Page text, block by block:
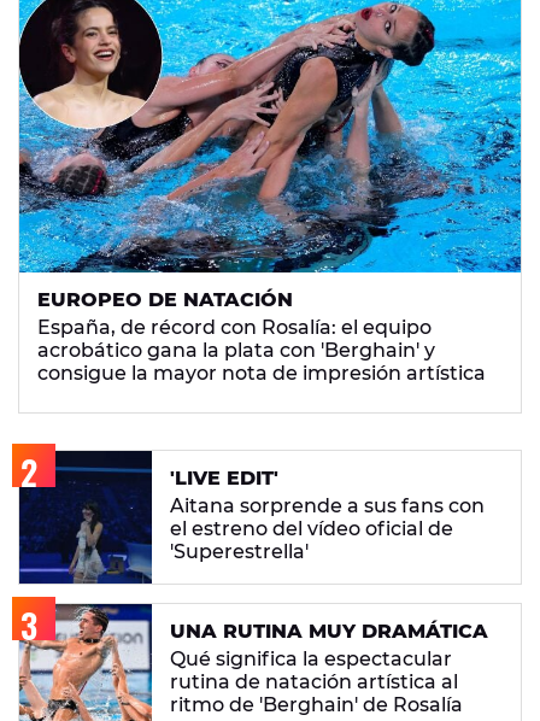
EUROPEO DE NATACIÓN
España, de récord con Rosalía: el equipo
acrobático gana la plata con 'Berghain' y
consigue la mayor nota de impresión artística
'LIVE EDIT'
Aitana sorprende a sus fans con
el estreno del vídeo oficial de
'Superestrella'
UNA RUTINA MUY DRAMÁTICA
Qué significa la espectacular
rutina de natación artística al
ritmo de 'Berghain' de Rosalía